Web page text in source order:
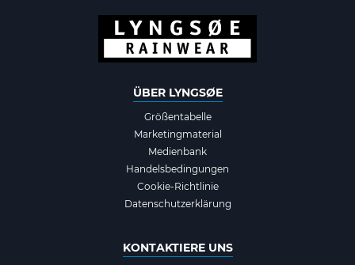
ÜBER LYNGSØE
Größentabelle
Marketingmaterial
Medienbank
Handelsbedingungen
Cookie-Richtlinie
Datenschutzerklärung
KONTAKTIERE UNS